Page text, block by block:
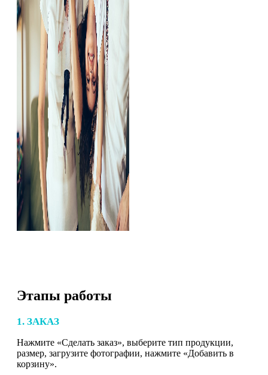
Этапы работы
1. ЗАКАЗ
Нажмите «Сделать заказ», выберите тип продукции,
размер, загрузите фотографии, нажмите «Добавить в
корзину».